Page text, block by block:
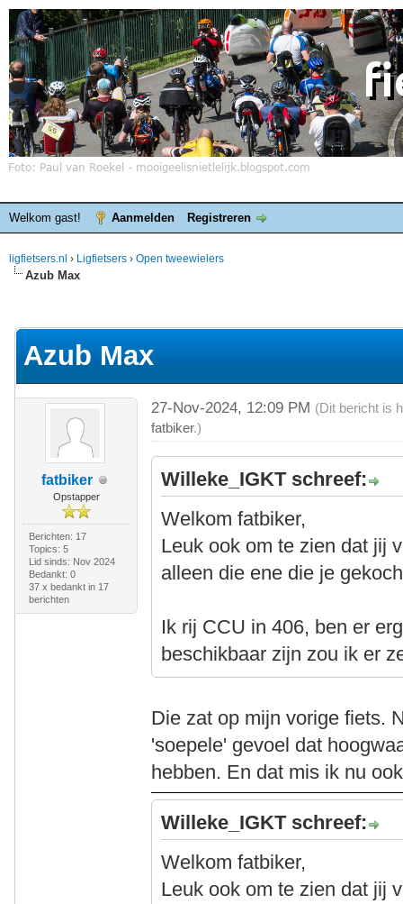
Welkom gast! Aanmelden Registreren
ligfietsers.nl › Ligfietsers › Open tweewielers
Azub Max
Azub Max
fatbiker
Opstapper
Berichten: 17
Topics: 5
Lid sinds: Nov 2024
Bedankt: 0
37 x bedankt in 17
berichten
27-Nov-2024, 12:09 PM (Dit bericht is
fatbiker.)
Willeke_IGKT schreef:
Welkom fatbiker,
Leuk ook om te zien dat jij
alleen die ene die je
Ik rij CCU in 406, ben er
beschikbaar zijn zou ik er
Die zat op mijn vorige fiets.
'soepele' gevoel dat
hebben. En dat mis ik nu
Willeke_IGKT schreef:
Welkom fatbiker,
Leuk ook om te zien dat jij